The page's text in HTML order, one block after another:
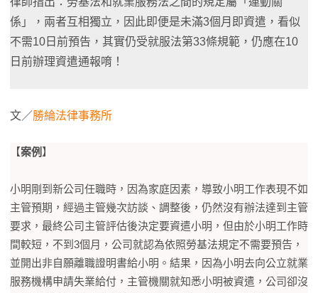
係」，兩者互相獨立，因此即便是未滿3個月即資遣，看似
不需10日前預告，其實仍受就服法第33條規範，仍應在10
日前辦理資遣通報唷！
文／勝綸法律事務所
【案例 】
小明剛到新公司任職時，因為家庭因素，導致小明工作表現不如
主管預期，經過主管幾次訪談、調整後，仍然沒有辦法達到主管
要求，最終公司主管評估後決定要資遣小明，但由於小明工作時
間較短，不到3個月，公司就認為依照勞基法規定不需要預告，
並開出非自願離職證明書給小明。結果，因為小明去向公立就業
服務機構申請失業給付，主管機關就知悉小明被資遣，公司卻沒